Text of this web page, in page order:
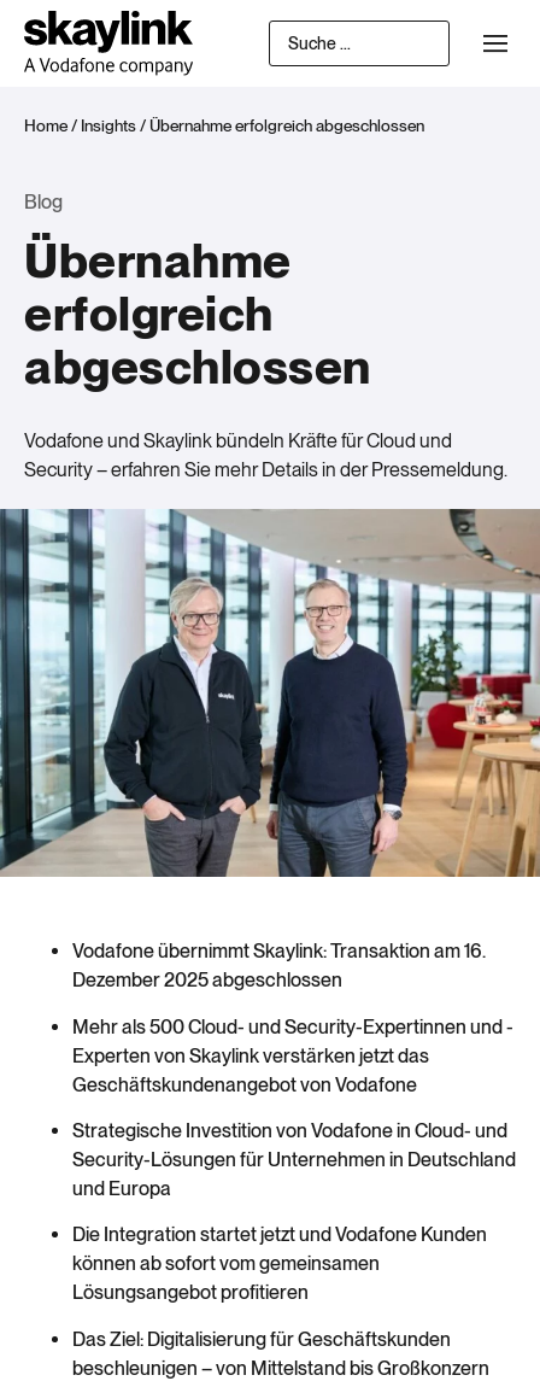
Home/ Insights/Übernahme erfolgreich abgeschlossen
Blog
Übernahme
erfolgreich
abgeschlossen
Vodafone und Skaylink bündeln Kräfte für Cloud und
Security – erfahren Sie mehr Details in der Pressemeldung.
Vodafone übernimmt Skaylink: Transaktion am 16.
Dezember 2025 abgeschlossen
Mehr als 500 Cloud- und Security-Expertinnen und -
Experten von Skaylink verstärken jetzt das
Geschäftskundenangebot von Vodafone
Strategische Investition von Vodafone in Cloud- und
Security-Lösungen für Unternehmen in Deutschland
und Europa
Die Integration startet jetzt und Vodafone Kunden
können ab sofort vom gemeinsamen
Lösungsangebot profitieren
Das Ziel: Digitalisierung für Geschäftskunden
beschleunigen – von Mittelstand bis Großkonzern